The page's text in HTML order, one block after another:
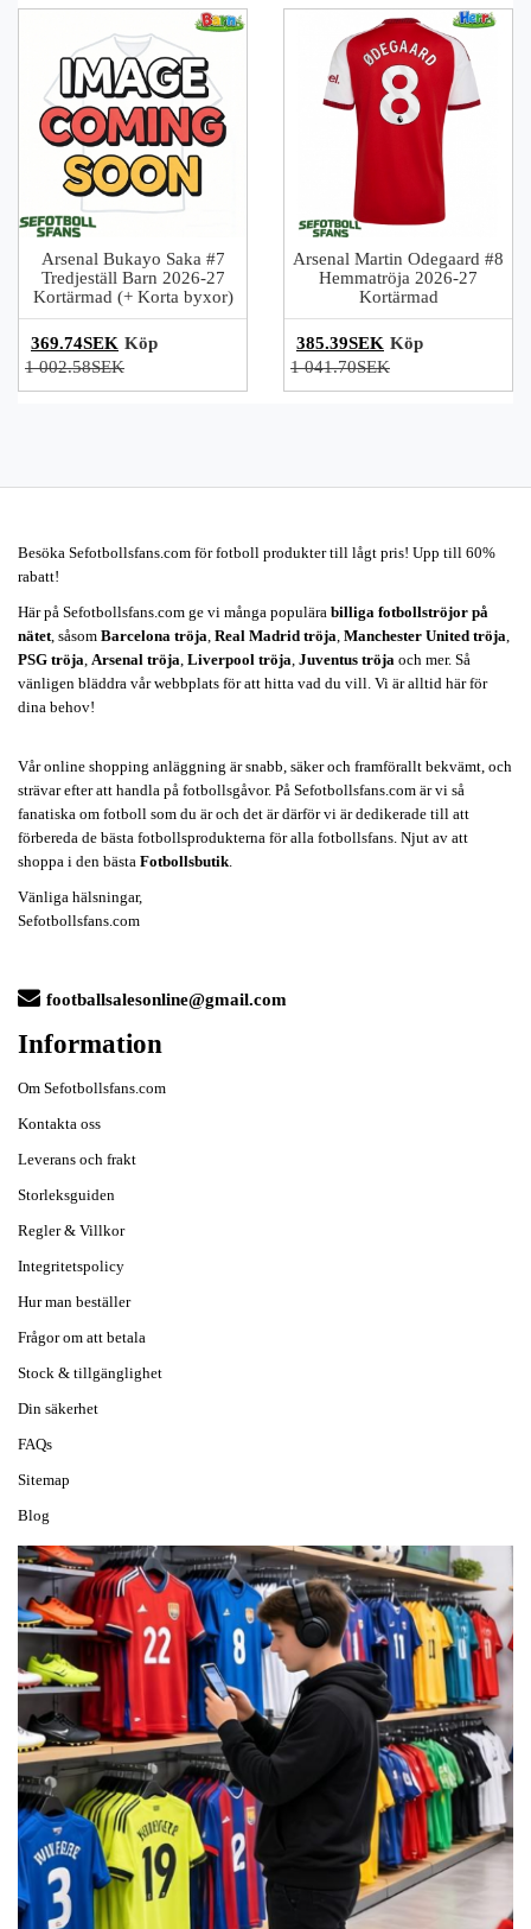
Arsenal Bukayo Saka #7
Tredjeställ Barn 2026-27
Kortärmad (+ Korta byxor)
369.74SEK
1 002.58SEK
Köp
Arsenal Martin Odegaard #8
Hemmatröja 2026-27
Kortärmad
385.39SEK
1 041.70SEK
Köp
Besöka Sefotbollsfans.com för fotboll produkter till lågt pris! Upp till 60%
rabatt!
Här på Sefotbollsfans.com ge vi många populära billiga fotbollströjor på
nätet, såsom Barcelona tröja, Real Madrid tröja, Manchester United tröja,
PSG tröja, Arsenal tröja, Liverpool tröja, Juventus tröja och mer. Så
vänligen bläddra vår webbplats för att hitta vad du vill. Vi är alltid här för
dina behov!
Vår online shopping anläggning är snabb, säker och framförallt bekvämt, och
strävar efter att handla på fotbollsgåvor. På Sefotbollsfans.com är vi så
fanatiska om fotboll som du är och det är därför vi är dedikerade till att
förbereda de bästa fotbollsprodukterna för alla fotbollsfans. Njut av att
shoppa i den bästa Fotbollsbutik.
Vänliga hälsningar,
Sefotbollsfans.com
footballsalesonline@gmail.com
Information
Om Sefotbollsfans.com
Kontakta oss
Leverans och frakt
Storleksguiden
Regler & Villkor
Integritetspolicy
Hur man beställer
Frågor om att betala
Stock & tillgänglighet
Din säkerhet
FAQs
Sitemap
Blog